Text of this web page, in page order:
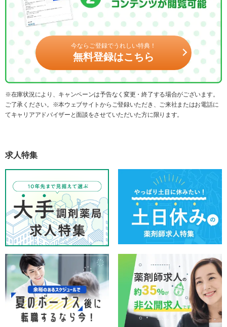
今ならご登録でうれしい特典！
無料登録はこちら
※在庫状況により、キャンペーンは予告なく変更・終了する場合がございます。
ご了承ください。※本ウェブサイトからご登録いただき、ご来社またはお電話に
てキャリアアドバイザーと面談をさせていただいた方に限ります。
求人特集